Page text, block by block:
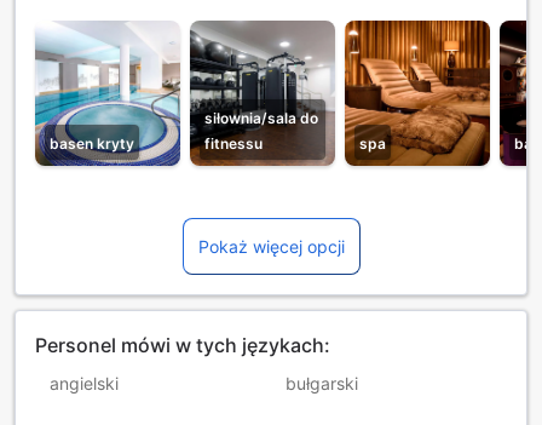
basen kryty
siłownia/sala do
fitnessu
spa bar
Pokaż więcej opcji
Personel mówi w tych językach:
angielski bułgarski